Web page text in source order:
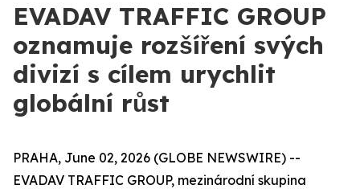
EVADAV TRAFFIC GROUP
oznamuje rozšíření svých
divizí s cílem urychlit
globální růst
PRAHA, June 02, 2026 (GLOBE NEWSWIRE) --
EVADAV TRAFFIC GROUP, mezinárodní skupina